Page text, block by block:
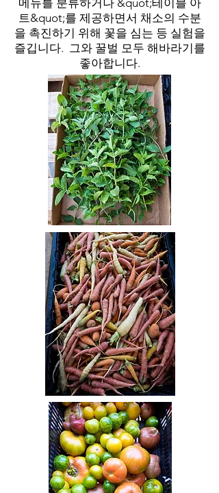
메뉴를 분류하거나 &quot;테이블 아
트&quot;를 제공하면서 채소의 수분
을 촉진하기 위해 꽃을 심는 등 실험을
즐깁니다. 그와 꿀벌 모두 해바라기를
좋아합니다.